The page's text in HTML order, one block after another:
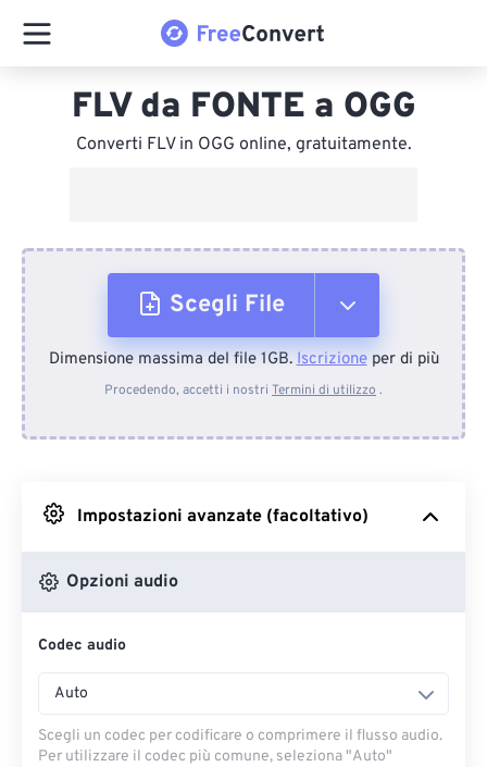
FLV da FONTE a OGG
Converti FLV in OGG online, gratuitamente.
Scegli File
Dal dispositivo
Da Google Drive
Dimensione massima del file 1GB.Iscrizioneper di più
Procedendo, accetti i nostri Termini di utilizzo .
Impostazioni avanzate (facoltativo)
Opzioni audio
Codec audio
Auto
Scegli un codec per codificare o comprimere il flusso audio.
Per utilizzare il codec più comune, seleziona "Auto"